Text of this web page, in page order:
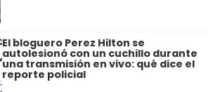
El bloguero Perez Hilton se
autolesionó con un cuchillo durante
una transmisión en vivo: qué dice el
reporte policial